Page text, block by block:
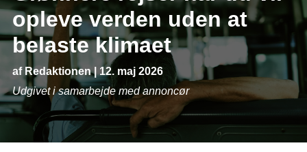
opleve verden uden at
belaste klimaet
af Redaktionen|12. maj 2026
Udgivet i samarbejde med annoncør